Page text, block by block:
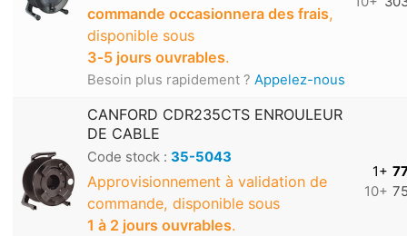
commande occasionnera des frais,
disponible sous
3‑5 jours ouvrables.
Besoin plus rapidement ? Appelez-nous
CANFORD CDR235CTS ENROULEUR
DE CABLE
Code stock : 35-5043
Approvisionnement à validation de
commande, disponible sous
1 à 2 jours ouvrables.
1+
10+